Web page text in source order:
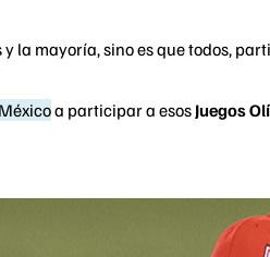
la mayoría, sino es que todos,
a participar a esos Juegos